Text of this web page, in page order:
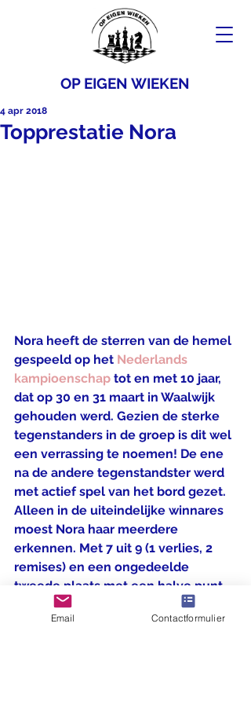
OP EIGEN WIEKEN
Topprestatie Nora
4 apr 2018
Nora heeft de sterren van de hemel
gespeeld op het Nederlands
kampioenschap tot en met 10 jaar,
dat op 30 en 31 maart in Waalwijk
gehouden werd. Gezien de sterke
tegenstanders in de groep is dit wel
een verrassing te noemen! De ene
na de andere tegenstandster werd
met actief spel van het bord gezet.
Alleen in de uiteindelijke winnares
moest Nora haar meerdere
erkennen. Met 7 uit 9 (1 verlies, 2
remises) en een ongedeelde
tweede plaats met een halve punt
achterstand op de winnares super
gedaan!Email Contactformulier